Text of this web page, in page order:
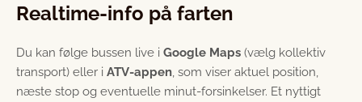
Realtime-info på farten
Du kan følge bussen live i Google Maps (vælg kollektiv
transport) eller i ATV-appen, som viser aktuel position,
næste stop og eventuelle minut-forsinkelser. Et nyttigt